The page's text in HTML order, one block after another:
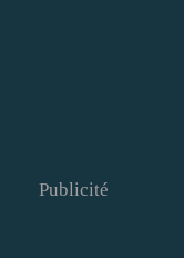
Publicité